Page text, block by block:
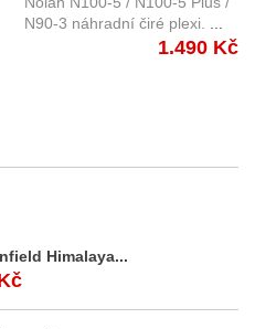
N90-3 náhradní čiré plexi.
1.490 Kč
Himalaya...